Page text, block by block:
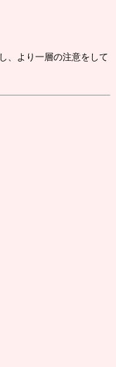
、より一層の注意をして